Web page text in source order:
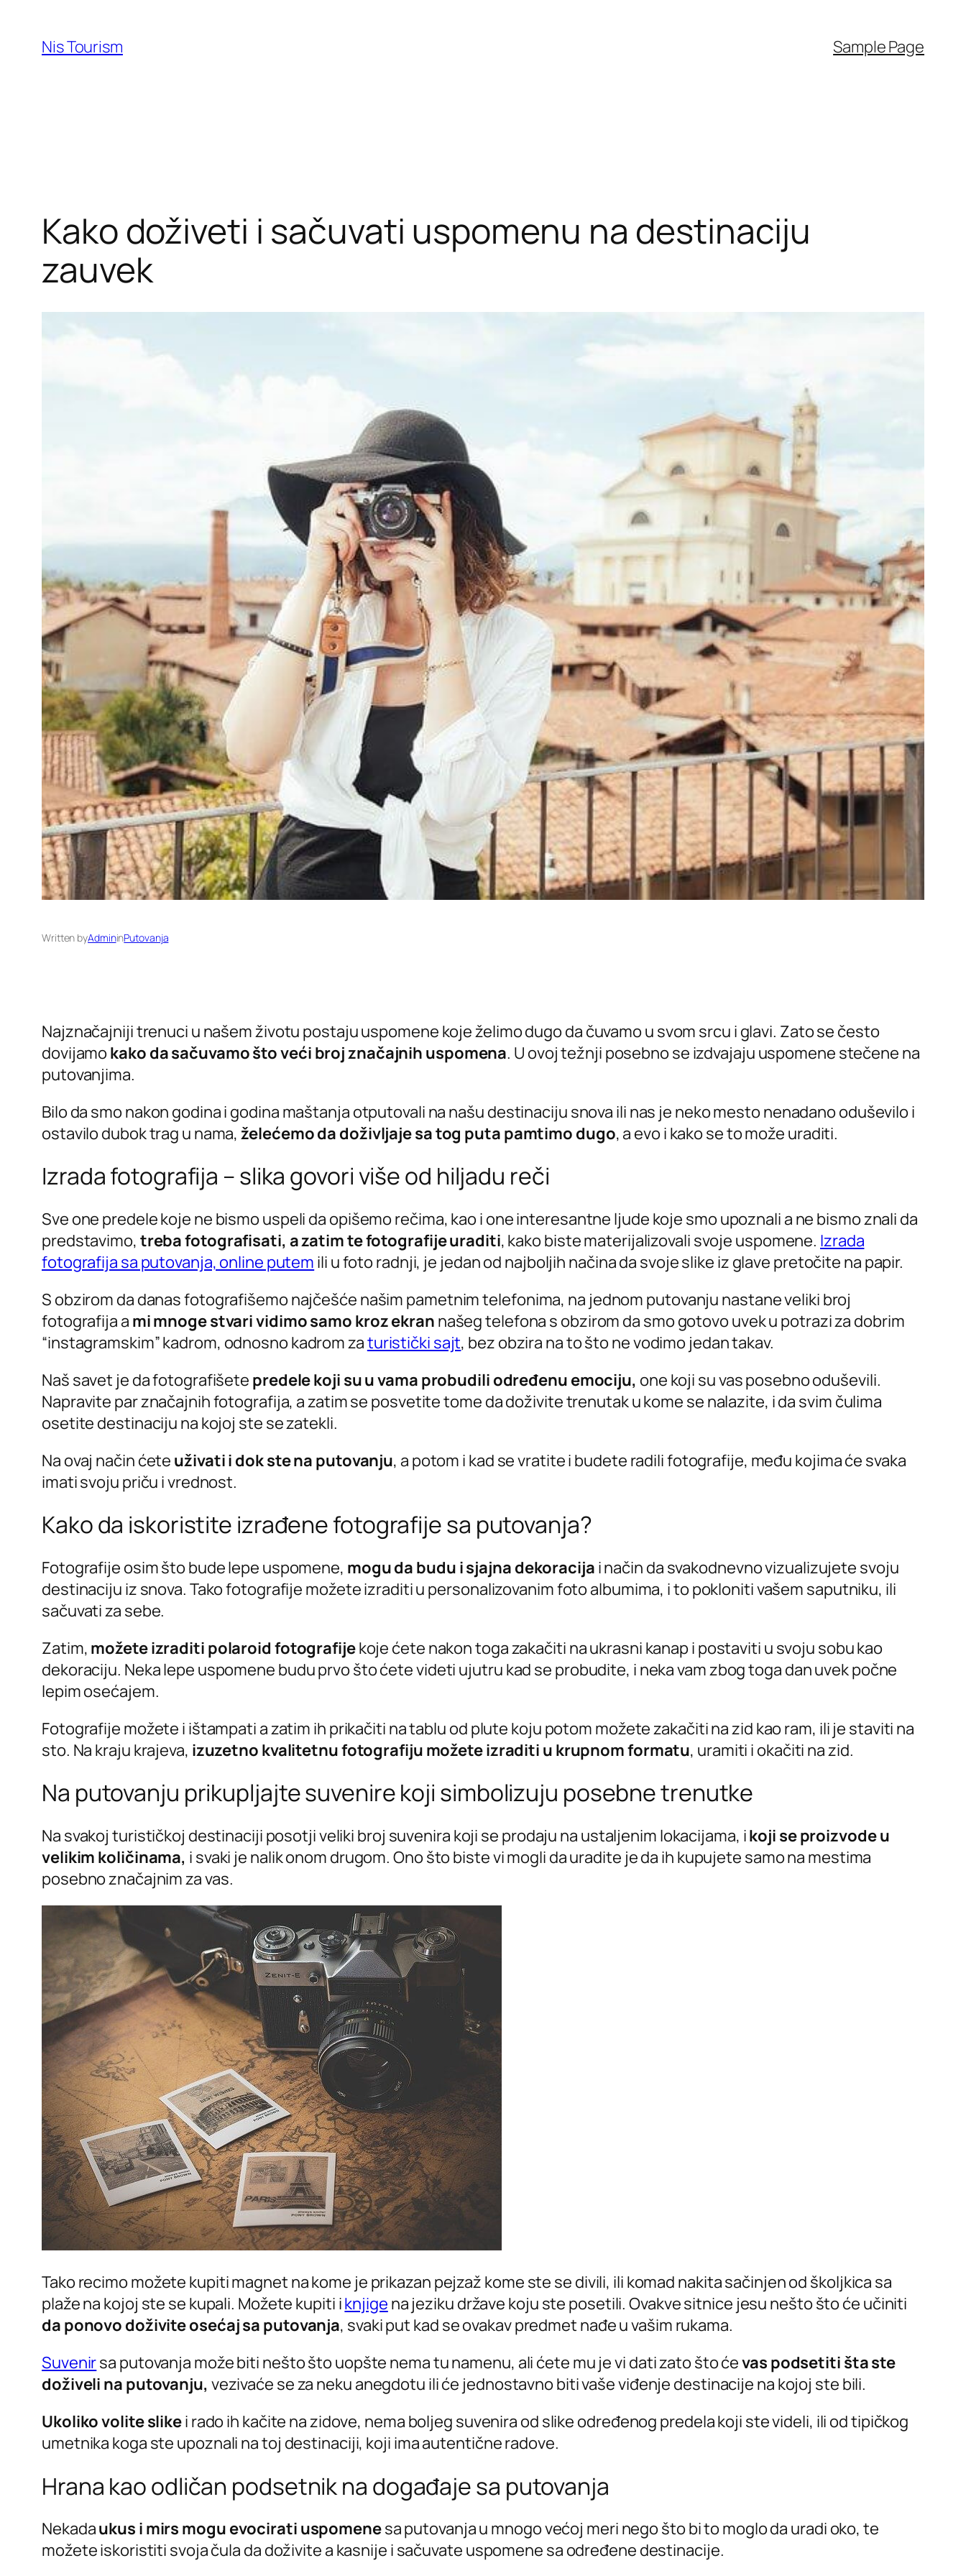
content
Nis Tourism Sample Page
Kako doživeti i sačuvati uspomenu na destinaciju
zauvek
Written byAdmininPutovanja
Najznačajniji trenuci u našem životu postaju uspomene koje želimo dugo da čuvamo u svom srcu i glavi. Zato se često
dovijamo kako da sačuvamo što veći broj značajnih uspomena. U ovoj težnji posebno se izdvajaju uspomene stečene na
putovanjima.
Bilo da smo nakon godina i godina maštanja otputovali na našu destinaciju snova ili nas je neko mesto nenadano oduševilo i
ostavilo dubok trag u nama,želećemo da doživljaje sa tog puta pamtimo dugo, a evo i kako se to može uraditi.
Izrada fotografija – slika govori više od hiljadu reči
Sve one predele koje ne bismo uspeli da opišemo rečima, kao i one interesantne ljude koje smo upoznali a ne bismo znali da
predstavimo, treba fotografisati, a zatim te fotografije uraditi, kako biste materijalizovali svoje uspomene. Izrada
fotografija sa putovanja, online putem ili u foto radnji, je jedan od najboljih načina da svoje slike iz glave pretočite na papir.
S obzirom da danas fotografišemo najčešće našim pametnim telefonima, na jednom putovanju nastane veliki broj
fotografija a mi mnoge stvari vidimo samo kroz ekran našeg telefona s obzirom da smo gotovo uvek u potrazi za dobrim
“instagramskim” kadrom, odnosno kadrom zaturistički sajt, bez obzira na to što ne vodimo jedan takav.
Naš savet je da fotografišete predele koji su u vama probudili određenu emociju, one koji su vas posebno oduševili.
Napravite par značajnih fotografija, a zatim se posvetite tome da doživite trenutak u kome se nalazite, i da svim čulima
osetite destinaciju na kojoj ste se zatekli.
Na ovaj način ćete uživati i dok ste na putovanju, a potom i kad se vratite i budete radili fotografije, među kojima će svaka
imati svoju priču i vrednost.
Kako da iskoristite izrađene fotografije sa putovanja?
Fotografije osim što bude lepe uspomene, mogu da budu i sjajna dekoracija i način da svakodnevno vizualizujete svoju
destinaciju iz snova. Tako fotografije možete izraditi u personalizovanim foto albumima, i to pokloniti vašem saputniku, ili
sačuvati za sebe.
Zatim, možete izraditi polaroid fotografijekoje ćete nakon toga zakačiti na ukrasni kanap i postaviti u svoju sobu kao
dekoraciju. Neka lepe uspomene budu prvo što ćete videti ujutru kad se probudite, i neka vam zbog toga dan uvek počne
lepim osećajem.
Fotografije možete i ištampati a zatim ih prikačiti na tablu od plute koju potom možete zakačiti na zid kao ram, ili je staviti na
sto. Na kraju krajeva, izuzetno kvalitetnu fotografiju možete izraditi u krupnom formatu, uramiti i okačiti na zid.
Na putovanju prikupljajte suvenire koji simbolizuju posebne trenutke
Na svakoj turističkoj destinaciji posotji veliki broj suvenira koji se prodaju na ustaljenim lokacijama, ikoji se proizvode u
velikim količinama, i svaki je nalik onom drugom. Ono što biste vi mogli da uradite je da ih kupujete samo na mestima
posebno značajnim za vas.
Tako recimo možete kupiti magnet na kome je prikazan pejzaž kome ste se divili, ili komad nakita sačinjen od školjkica sa
plaže na kojoj ste se kupali. Možete kupiti iknjige na jeziku države koju ste posetili. Ovakve sitnice jesu nešto što će učiniti
da ponovo doživite osećaj sa putovanja, svaki put kad se ovakav predmet nađe u vašim rukama.
Suvenirsa putovanja može biti nešto što uopšte nema tu namenu, ali ćete mu je vi dati zato što ćevas podsetiti šta ste
doživeli na putovanju, vezivaće se za neku anegdotu ili će jednostavno biti vaše viđenje destinacije na kojoj ste bili.
Ukoliko volite slikei rado ih kačite na zidove, nema boljeg suvenira od slike određenog predela koji ste videli, ili od tipičkog
umetnika koga ste upoznali na toj destinaciji, koji ima autentične radove.
Hrana kao odličan podsetnik na događaje sa putovanja
Nekadaukus i mirs mogu evocirati uspomenesa putovanja u mnogo većoj meri nego što bi to moglo da uradi oko, te
možete iskoristiti svoja čula da doživite a kasnije i sačuvate uspomene sa određene destinacije.